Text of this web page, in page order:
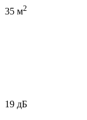
35 м2
19 дБ